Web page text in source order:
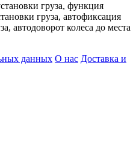
груза, функция
груза, автофиксация
автодоворот колеса до места
данных О нас Доставка и